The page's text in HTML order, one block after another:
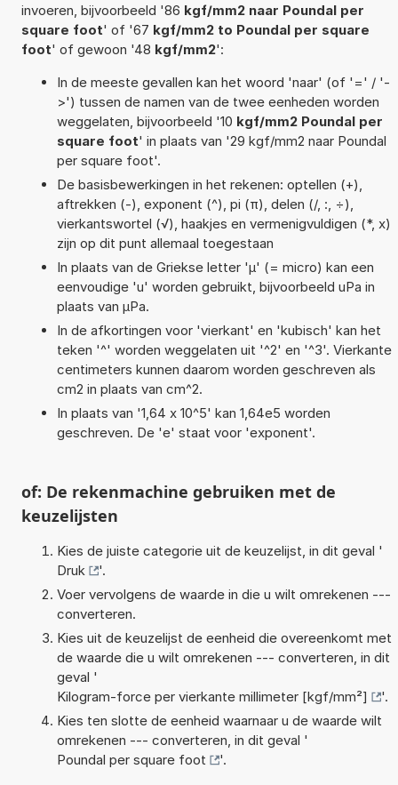
invoeren, bijvoorbeeld '86 kgf/mm2 naar Poundal per
square foot' of '67 kgf/mm2 to Poundal per square
foot' of gewoon '48 kgf/mm2':
In de meeste gevallen kan het woord 'naar' (of '=' / '-
>') tussen de namen van de twee eenheden worden
weggelaten, bijvoorbeeld '10 kgf/mm2 Poundal per
square foot' in plaats van '29 kgf/mm2 naar Poundal
per square foot'.
De basisbewerkingen in het rekenen: optellen (+),
aftrekken (-), exponent (^), pi (π), delen (/, :, ÷),
vierkantswortel (√), haakjes en vermenigvuldigen (*, x)
zijn op dit punt allemaal toegestaan
In plaats van de Griekse letter 'µ' (= micro) kan een
eenvoudige 'u' worden gebruikt, bijvoorbeeld uPa in
plaats van µPa.
In de afkortingen voor 'vierkant' en 'kubisch' kan het
teken '^' worden weggelaten uit '^2' en '^3'. Vierkante
centimeters kunnen daarom worden geschreven als
cm2 in plaats van cm^2.
In plaats van '1,64 x 10^5' kan 1,64e5 worden
geschreven. De 'e' staat voor 'exponent'.
of: De rekenmachine gebruiken met de
keuzelijsten
Kies de juiste categorie uit de keuzelijst, in dit geval '
Druk
'.
Voer vervolgens de waarde in die u wilt omrekenen ---
converteren.
Kies uit de keuzelijst de eenheid die overeenkomt met
de waarde die u wilt omrekenen --- converteren, in dit
geval '
Kilogram-force per vierkante millimeter [kgf/mm²]
'.
Kies ten slotte de eenheid waarnaar u de waarde wilt
omrekenen --- converteren, in dit geval '
Poundal per square foot
'.